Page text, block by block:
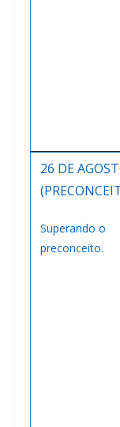
26 DE
Superando o
preconceito.